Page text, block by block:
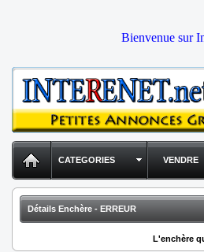
Bienvenue sur
CATEGORIES VENDRE
Détails Enchère - ERREUR
L'enchère